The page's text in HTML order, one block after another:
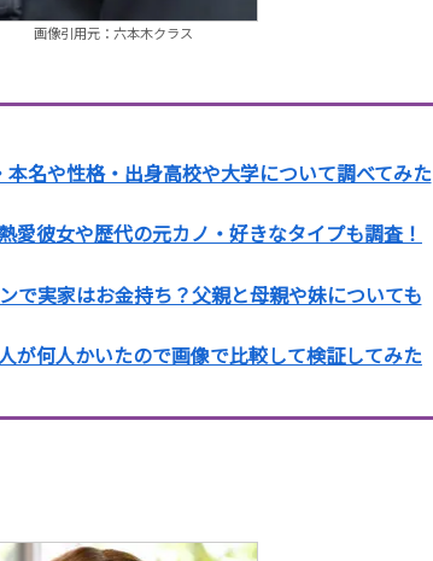
画像引用元：六本木クラス
名や性格・出身高校や大学について調べてみた
愛彼女や歴代の元カノ・好きなタイプも調査！
で実家はお金持ち？父親と母親や妹についても
が何人かいたので画像で比較して検証してみた